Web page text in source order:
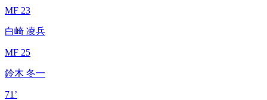
MF 23
白崎 凌兵
MF 25
鈴木 冬一
71’